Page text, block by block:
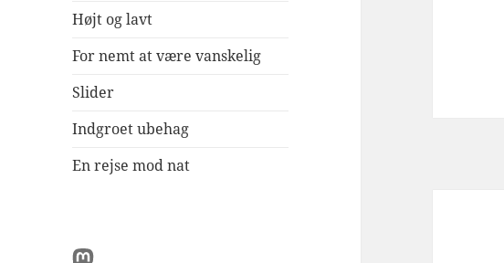
Højt og lavt
For nemt at være vanskelig
Slider
Indgroet ubehag
En rejse mod nat